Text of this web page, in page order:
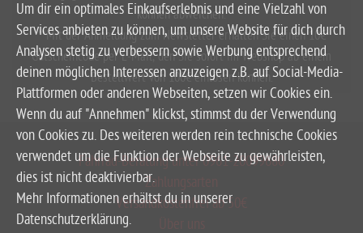
können abweichen.
**Mit der Anmeldung zum Newsletter erhalten Sie einen 10€
Gutscheincode per E-Mail, den Sie sofort im Webshop ab einem
Bestellwert von 100€ einlösen können.
Fahrrad-Beratung unter 0961-20099680
Zahlungsarten
Versandkostenfrei ab 50€
Um dir ein optimales Einkaufserlebnis und eine Vielzahl von
Services anbieten zu können, um unsere Website für dich durch
Analysen stetig zu verbessern sowie Werbung entsprechend
deinen möglichen Interessen anzuzeigen z.B. auf Social-Media-
Plattformen oder anderen Webseiten, setzen wir Cookies ein.
Wenn du auf "Annehmen" klickst, stimmst du der Verwendung
von Cookies zu. Des weiteren werden rein technische Cookies
verwendet um die Funktion der Webseite zu gewährleisten,
dies ist nicht deaktivierbar.
Mehr Informationen erhältst du in unserer
Datenschutzerklärung.